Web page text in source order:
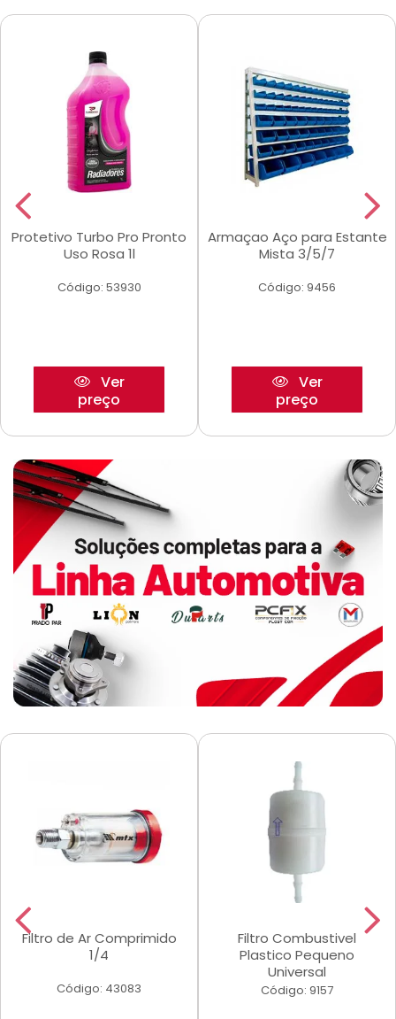
Protetivo Turbo Pro Pronto
Uso Rosa 1l
Código: 53930
Ver
preço
Armaçao Aço para Estante
Mista 3/5/7
Código: 9456
Ver
preço
Filtro de Ar Comprimido
1/4
Código: 43083
Filtro Combustivel
Plastico Pequeno
Universal
Código: 9157